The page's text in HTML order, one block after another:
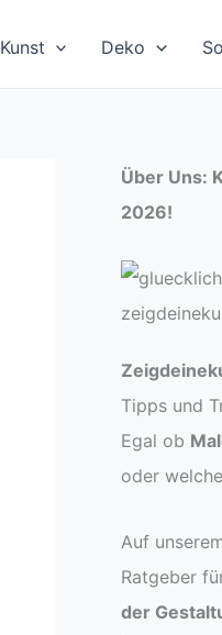
Kunst Deko
Über Uns:
2026!
Tipps und
Egal ob
oder
Auf
Ratgeber
der